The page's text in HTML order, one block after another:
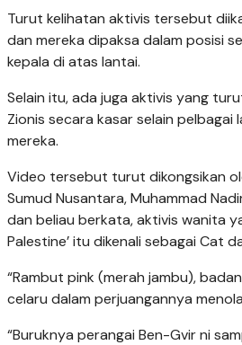
Turut kelihatan aktivis tersebut
dan mereka dipaksa dalam posisi
kepala di atas lantai.
Selain itu, ada juga aktivis yang
Zionis secara kasar selain pelbagai
mereka.
Video tersebut turut dikongsikan
Sumud Nusantara, Muhammad
dan beliau berkata, aktivis wanita
Palestine’ itu dikenali sebagai Cat
“Rambut pink (merah jambu),
celaru dalam perjuangannya
“Buruknya perangai Ben-Gvir ni